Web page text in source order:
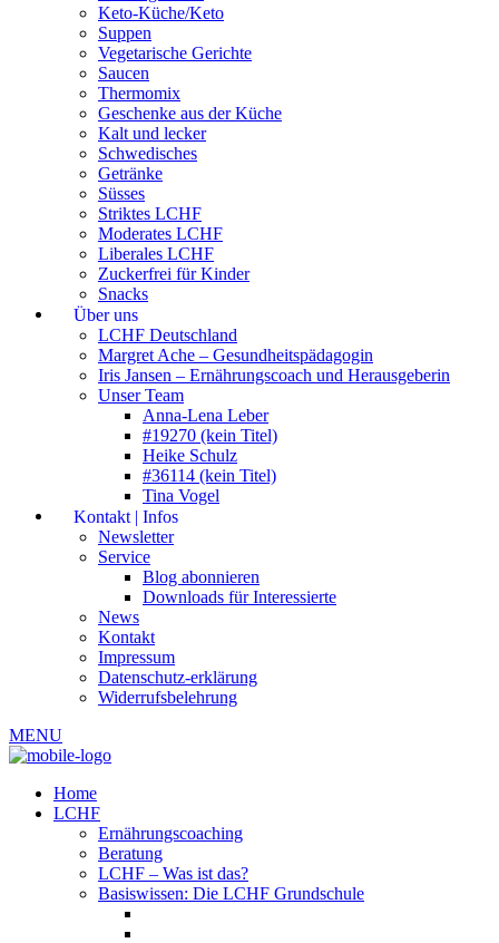
Keto-Küche/Keto
Suppen
Vegetarische Gerichte
Saucen
Thermomix
Geschenke aus der Küche
Kalt und lecker
Schwedisches
Getränke
Süsses
Striktes LCHF
Moderates LCHF
Liberales LCHF
Zuckerfrei für Kinder
Snacks
Über uns
LCHF Deutschland
Margret Ache – Gesundheitspädagogin
Iris Jansen – Ernährungscoach und Herausgeberin
Unser Team
Anna-Lena Leber
#19270 (kein Titel)
Heike Schulz
#36114 (kein Titel)
Tina Vogel
Kontakt | Infos
Newsletter
Service
Blog abonnieren
Downloads für Interessierte
News
Kontakt
Impressum
Datenschutz-erklärung
Widerrufsbelehrung
MENU
Home
LCHF
Ernährungscoaching
Beratung
LCHF – Was ist das?
Basiswissen: Die LCHF Grundschule